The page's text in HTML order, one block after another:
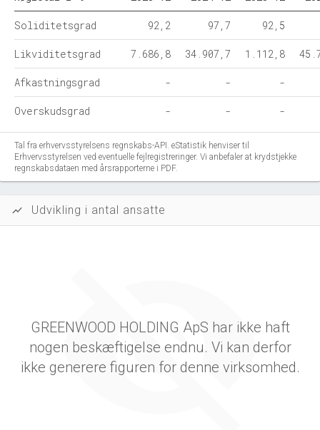
Soliditetsgrad 92,2 97,7 92,5
Likviditetsgrad 7.686,8 34.907,7 1.112,8
Afkastningsgrad - - -
Overskudsgrad - - -
Tal fra erhvervsstyrelsens regnskabs-API. eStatistik henviser til
Erhvervsstyrelsen ved eventuelle fejlregistreringer. Vi anbefaler at krydstjekke
regnskabsdataen med årsrapporterne i PDF.
show_chart Udvikling i antal ansatte
GREENWOOD HOLDING ApS har ikke haft
nogen beskæftigelse endnu. Vi kan derfor
ikke generere figuren for denne virksomhed.